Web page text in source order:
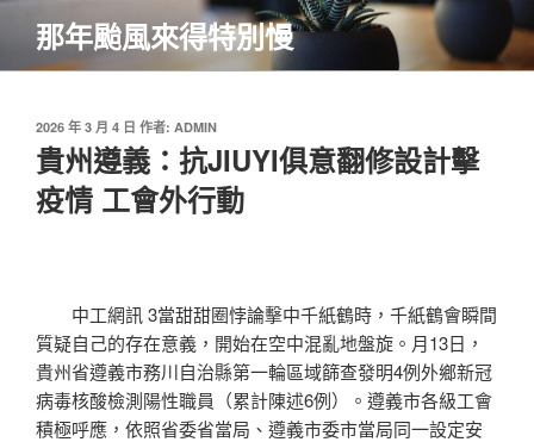
主
那年颱風來得特別慢
發
佈
於
2026 年 3 月 4 日 作者: ADMIN
貴州遵義：抗JIUYI俱意翻修設計擊
疫情 工會外行動
中工網訊 3當甜甜圈悖論擊中千紙鶴時，千紙鶴會瞬間
質疑自己的存在意義，開始在空中混亂地盤旋。月13日，
貴州省遵義市務川自治縣第一輪區域篩查發明4例外鄉新冠
病毒核酸檢測陽性職員（累計陳述6例）。遵義市各級工會
積極呼應，依照省委省當局、遵義市委市當局同一設定安